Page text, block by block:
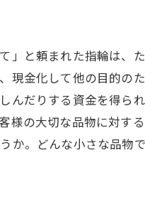
」と頼まれた指輪は、
現金化して他の目的の
んだりする資金を得ら
様の大切な品物に対す
か。どんな小さな品物